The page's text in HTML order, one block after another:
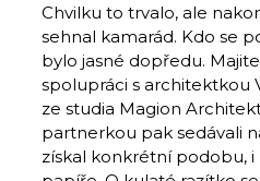
Chvilku to trvalo, ale
sehnal kamarád. Kdo se
bylo jasné dopředu.
spolupráci s architektkou
ze studia Magion
partnerkou pak sedávali
získal konkrétní podobu, i